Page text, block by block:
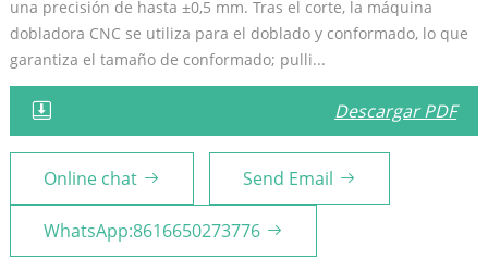
una precisión de hasta ±0,5 mm. Tras el corte, la máquina
dobladora CNC se utiliza para el doblado y conformado, lo que
garantiza el tamaño de conformado; pulli...
Descargar PDF
Online chat Send Email
WhatsApp:8616650273776